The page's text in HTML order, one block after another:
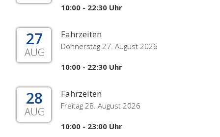
10:00 - 22:30 Uhr
27
AUG
Fahrzeiten
Donnerstag 27. August 2026
10:00 - 22:30 Uhr
28
AUG
Fahrzeiten
Freitag 28. August 2026
10:00 - 23:00 Uhr